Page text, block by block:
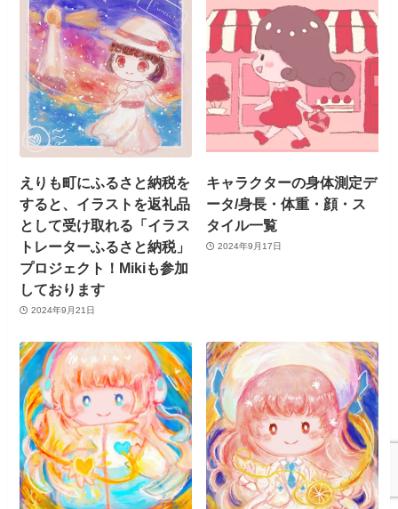
えりも町にふるさと納税を
すると、イラストを返礼品
として受け取れる「イラス
トレーターふるさと納税」
プロジェクト！Mikiも参加
しております
2024年9月21日
キャラクターの身体測定デ
ータ/身長・体重・顔・ス
タイル一覧
2024年9月17日